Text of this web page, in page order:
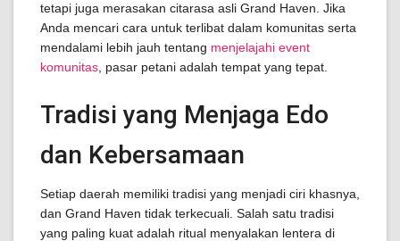
tetapi juga merasakan citarasa asli Grand Haven. Jika
Anda mencari cara untuk terlibat dalam komunitas serta
mendalami lebih jauh tentang menjelajahi event
komunitas , pasar petani adalah tempat yang tepat.
Tradisi yang Menjaga Edo
dan Kebersamaan
Setiap daerah memiliki tradisi yang menjadi ciri khasnya,
dan Grand Haven tidak terkecuali. Salah satu tradisi
yang paling kuat adalah ritual menyalakan lentera di